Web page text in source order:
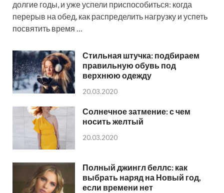
долгие годы, и уже успели приспособиться: когда
перерыв на обед, как распределить нагрузку и успеть
посвятить время …
Стильная штучка: подбираем
правильную обувь под
верхнюю одежду
20.03.2020
Солнечное затмение: с чем
носить желтый
20.03.2020
Полный джингл беллс: как
выбрать наряд на Новый год,
если времени нет